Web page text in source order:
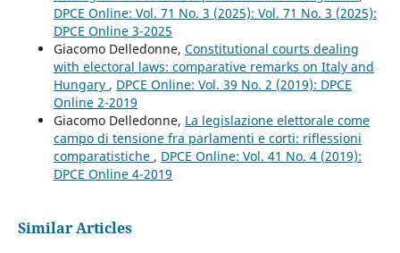
DPCE Online: Vol. 71 No. 3 (2025): Vol. 71 No. 3 (2025):
DPCE Online 3-2025
Giacomo Delledonne, Constitutional courts dealing
with electoral laws: comparative remarks on Italy and
Hungary , DPCE Online: Vol. 39 No. 2 (2019): DPCE
Online 2-2019
Giacomo Delledonne, La legislazione elettorale come
campo di tensione fra parlamenti e corti: riflessioni
comparatistiche , DPCE Online: Vol. 41 No. 4 (2019):
DPCE Online 4-2019
Similar Articles